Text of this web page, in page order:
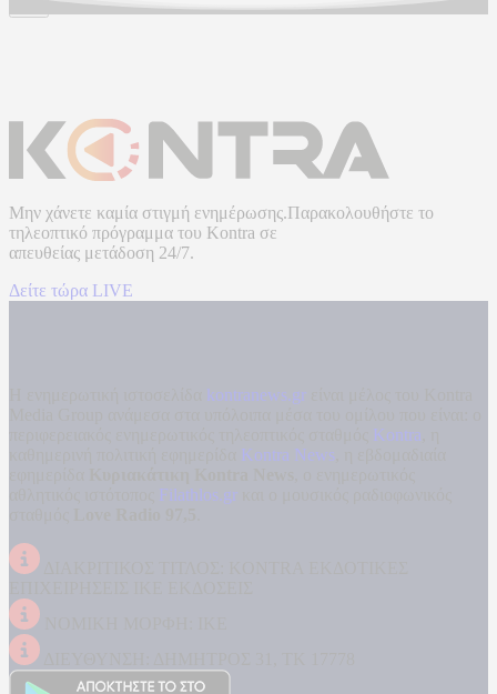
Μην χάνετε καμία στιγμή ενημέρωσης.Παρακολουθήστε το
τηλεοπτικό πρόγραμμα του Kontra σε
απευθείας μετάδοση 24/7.
Δείτε τώρα LIVE
kontranews.gr
Kontra
Kontra News
Filathlos.gr